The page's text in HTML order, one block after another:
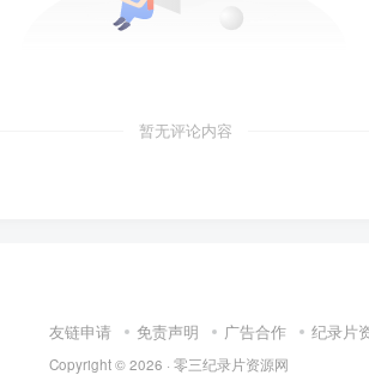
暂无评论内容
友链申请 免责声明 广告合作 纪录片
Copyright © 2026 · 零三纪录片资源网